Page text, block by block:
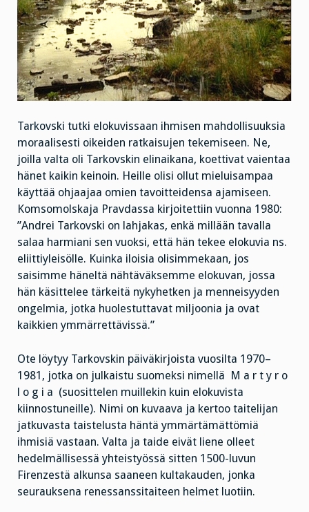
Tarkovski tutki elokuvissaan ihmisen mahdollisuuksia
moraalisesti oikeiden ratkaisujen tekemiseen. Ne,
joilla valta oli Tarkovskin elinaikana, koettivat vaientaa
hänet kaikin keinoin. Heille olisi ollut mieluisampaa
käyttää ohjaajaa omien tavoitteidensa ajamiseen.
Komsomolskaja Pravdassa kirjoitettiin vuonna 1980:
”Andrei Tarkovski on lahjakas, enkä millään tavalla
salaa harmiani sen vuoksi, että hän tekee elokuvia ns.
eliittiyleisölle. Kuinka iloisia olisimmekaan, jos
saisimme häneltä nähtäväksemme elokuvan, jossa
hän käsittelee tärkeitä nykyhetken ja menneisyyden
ongelmia, jotka huolestuttavat miljoonia ja ovat
kaikkien ymmärrettävissä.”
Ote löytyy Tarkovskin päiväkirjoista vuosilta 1970–
1981, jotka on julkaistu suomeksi nimellä M a r t y r o
l o g i a (suosittelen muillekin kuin elokuvista
kiinnostuneille). Nimi on kuvaava ja kertoo taitelijan
jatkuvasta taistelusta häntä ymmärtämättömiä
ihmisiä vastaan. Valta ja taide eivät liene olleet
hedelmällisessä yhteistyössä sitten 1500-luvun
Firenzestä alkunsa saaneen kultakauden, jonka
seurauksena renessanssitaiteen helmet luotiin.